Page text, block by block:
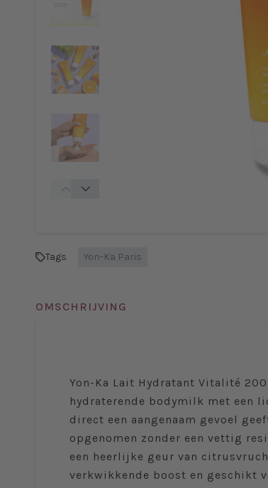
Tags Yon-Ka Paris
OMSCHRIJVING
Yon-Ka Lait Hydratant Vitalité
hydraterende bodymilk met een
direct een aangenaam gevoel
opgenomen zonder een vettig
een heerlijke geur van
verkwikkende boost en geschikt